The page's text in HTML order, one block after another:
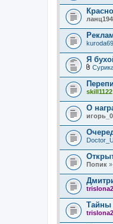
е
н
и
kuroda69
Я
л
о
ж
е
н
и
skill1122
О
Doctor_U
Попик
Тайны